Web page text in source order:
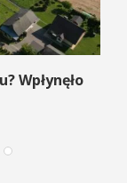
Wpłynęło